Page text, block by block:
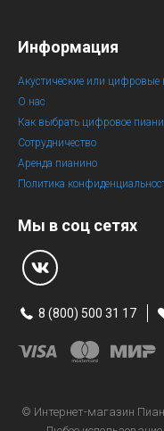
Информация
Акустические или цифровые
О нас
Как выбрать цифровое
Сотрудничество
Аренда пианино
Политика
Мы в соц сетях
8 (800) 500 31 17
© Интернет-магазин